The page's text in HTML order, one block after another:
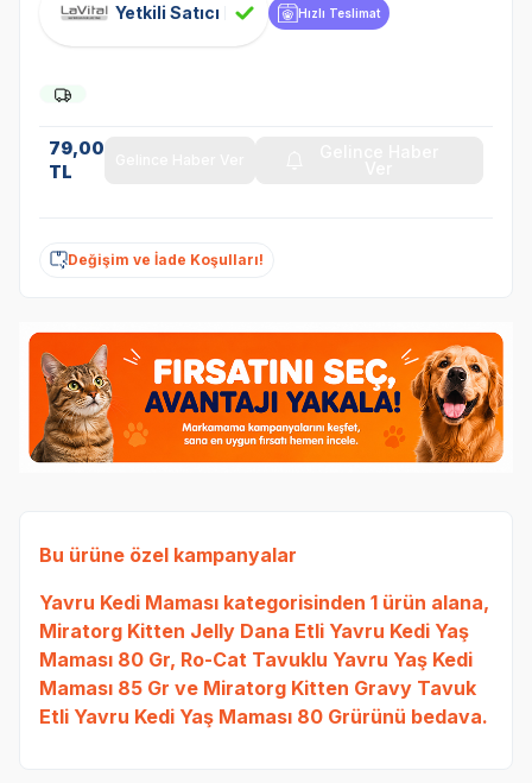
Yetkili Satıcı Hızlı Teslimat
79,00
TL
Değişim ve İade Koşulları!
Bu ürüne özel kampanyalar
Yavru Kedi Maması kategorisinden 1 ürün alana,
Miratorg Kitten Jelly Dana Etli Yavru Kedi Yaş
Maması 80 Gr, Ro-Cat Tavuklu Yavru Yaş Kedi
Maması 85 Gr ve Miratorg Kitten Gravy Tavuk
Etli Yavru Kedi Yaş Maması 80 Grürünü bedava.